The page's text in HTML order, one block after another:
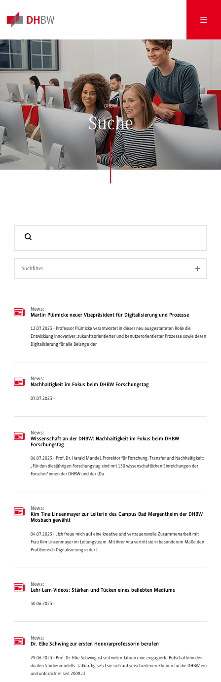
DHBW
Suche
Suchfilter
News:
Martin Plümicke neuer Vizepräsident für Digitalisierung und Prozesse
12.07.2023 - Professor Plümicke verantwortet in dieser neu ausgestalteten Rolle die
Entwicklung innovativer, zukunftsorientierter und benutzerorientierter Prozesse sowie deren
Digitalisierung für alle Belange der
News:
Nachhaltigkeit im Fokus beim DHBW Forschungstag
07.07.2023 -
News:
Wissenschaft an der DHBW: Nachhaltigkeit im Fokus beim DHBW
Forschungstag
06.07.2023 - Prof. Dr. Harald Mandel, Prorektor für Forschung, Transfer und Nachhaltigkeit:
„Für den diesjährigen Forschungstag sind mit 130 wissenschaftlichen Einreichungen der
Forscher*innen der DHBW und der (Du
News:
Kim Tina Linsenmayer zur Leiterin des Campus Bad Mergentheim der DHBW
Mosbach gewählt
04.07.2023 - „Ich freue mich auf eine kreative und vertrauensvolle Zusammenarbeit mit
Frau Kim Linsenmayer im Leitungsteam. Mit ihrer Vita vertritt sie in besonderem Maße den
Profilbereich Digitalisierung in der L
News:
Lehr-Lern-Videos: Stärken und Tücken eines beliebten Mediums
30.06.2023 -
News:
Dr. Elke Schwing zur ersten Honorarprofessorin berufen
29.06.2023 - Prof. Dr. Elke Schwing ist seit vielen Jahren eine engagierte Botschafterin des
dualen Studienmodells. Tatkräftig setzt sie sich auf verschiedenen Ebenen für die DHBW ein
und unterrichtet seit 2008 al